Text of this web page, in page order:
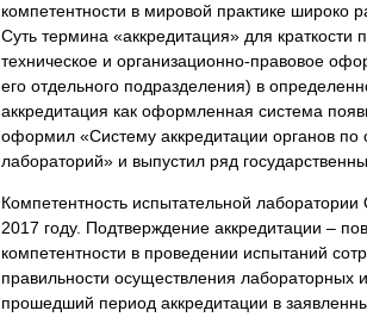
компетентности в мировой практике широко
Суть термина «аккредитация» для
техническое и организационно-правовое
его отдельного подразделения) в
аккредитация как оформленная система
оформил «Систему аккредитации органов
лабораторий» и выпустил ряд
Компетентность испытательной
2017 году. Подтверждение аккредитации –
компетентности в проведении испытаний
правильности осуществления лабораторных
прошедший период аккредитации в